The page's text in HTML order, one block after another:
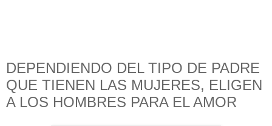
DEPENDIENDO DEL TIPO DE PADRE
QUE TIENEN LAS MUJERES, ELIGEN
A LOS HOMBRES PARA EL AMOR